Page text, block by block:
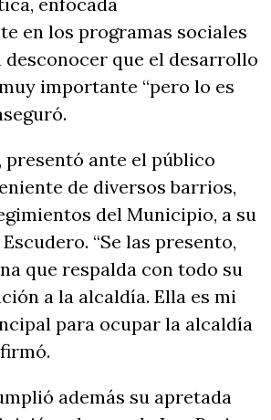
en los programas sociales
que el desarrollo
importante “pero lo es
presentó ante el público
de diversos barrios,
del Municipio, a su
“Se las presento,
que respalda con todo su
a la alcaldía. Ella es mi
para ocupar la alcaldía
además su apretada